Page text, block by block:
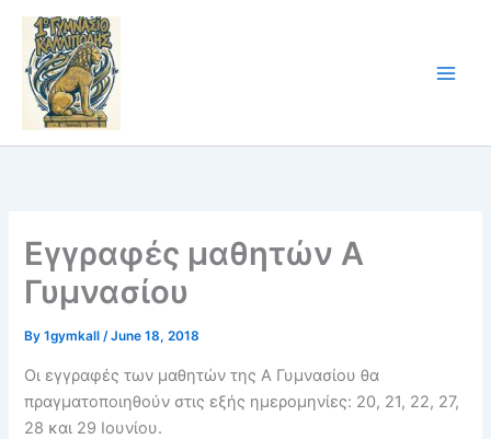
Skip
content
Εγγραφές μαθητών Α
Γυμνασίου
By1gymkall/June 18, 2018
Οι εγγραφές των μαθητών της Α Γυμνασίου θα
πραγματοποιηθούν στις εξής ημερομηνίες: 20, 21, 22, 27,
28 και 29 Ιουνίου.